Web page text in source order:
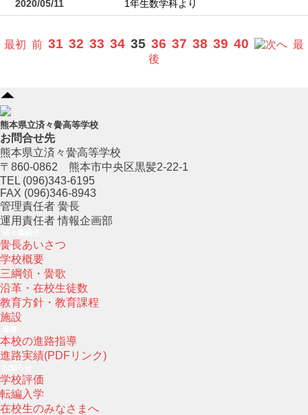
2020/05/11 1年生数学科より
最初 前 31 32 33 34 35 36 37 38 39 40 へ 最
後
熊本県立済々黌高等学校
お問合せ先
熊本県立済々黌高等学校
〒860-0862 熊本市中央区黒髪2-22-1
TEL (096)343-6195
FAX (096)346-8943
管理責任者 黌長
運用責任者 情報企画部
黌長あいさつ
学校概要
三綱領・黌歌
沿革・在校生徒数
教育方針・教育課程
施設
本校の進路指導
進路実績(PDFリンク)
学校評価
転編入学
在校生のみなさまへ